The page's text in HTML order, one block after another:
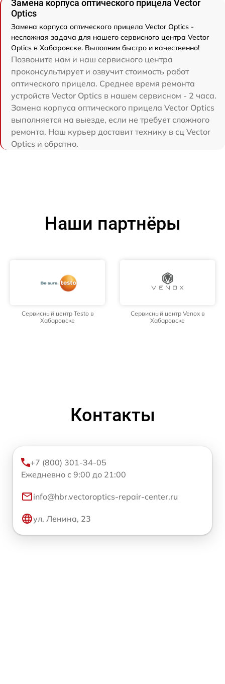
Замена корпуса оптического прицела Vector
Optics
Замена корпуса оптического прицела Vector Optics -
несложная задача для нашего сервисного центра Vector
Optics в Хабаровске. Выполним быстро и качественно!
Позвоните нам и наш сервисного центра
проконсультирует и озвучит стоимость работ
оптического прицела. Среднее время ремонта
устройств Vector Optics в нашем сервисном - 2 часа.
Замена корпуса оптического прицела Vector Optics
выполняется на выезде, если не требует сложного
ремонта. Наш курьер доставит технику в сц Vector
Optics и обратно.
Наши партнёры
Сервисный центр Testo в
Хабаровске
Сервисный центр Venox в
Хабаровске
Контакты
+7 (800) 301-34-05
Ежедневно с 9:00 до 21:00
info@hbr.vectoroptics-repair-center.ru
ул. Ленина, 23